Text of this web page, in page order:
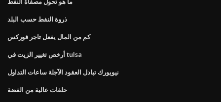
ذروة النفط حسب البلد
كم من المال يفعل تاجر فوركس
أرخص تغيير الزيت في tulsa
نيويورك تبادل العقود الآجلة ساعات التداول
حلقات عالية من الفضة